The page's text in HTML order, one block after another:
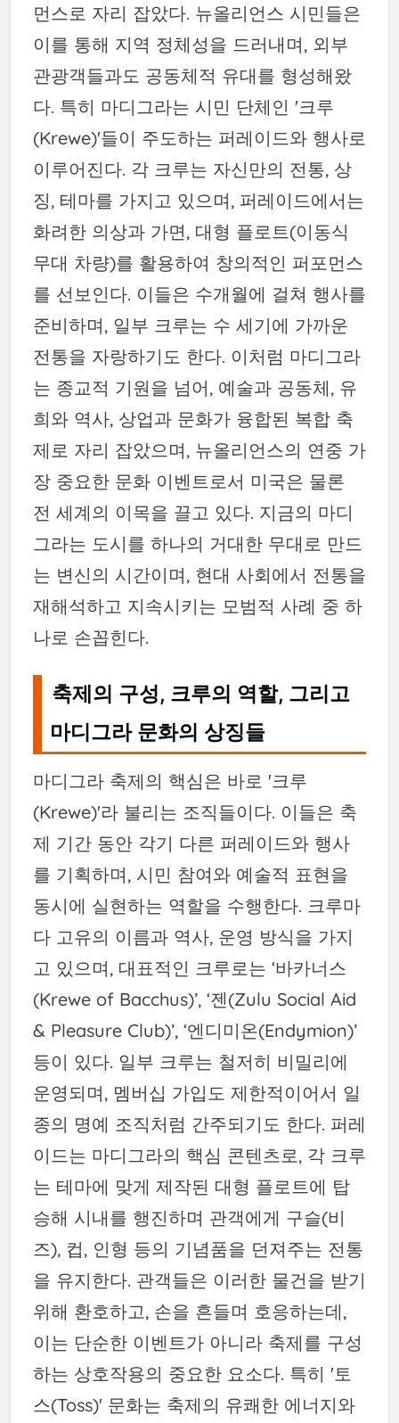
먼스로 자리 잡았다. 뉴올리언스 시민들은
이를 통해 지역 정체성을 드러내며, 외부
관광객들과도 공동체적 유대를 형성해왔
다. 특히 마디그라는 시민 단체인 '크루
(Krewe)'들이 주도하는 퍼레이드와 행사로
이루어진다. 각 크루는 자신만의 전통, 상
징, 테마를 가지고 있으며, 퍼레이드에서는
화려한 의상과 가면, 대형 플로트(이동식
무대 차량)를 활용하여 창의적인 퍼포먼스
를 선보인다. 이들은 수개월에 걸쳐 행사를
준비하며, 일부 크루는 수 세기에 가까운
전통을 자랑하기도 한다. 이처럼 마디그라
는 종교적 기원을 넘어, 예술과 공동체, 유
희와 역사, 상업과 문화가 융합된 복합 축
제로 자리 잡았으며, 뉴올리언스의 연중 가
장 중요한 문화 이벤트로서 미국은 물론
전 세계의 이목을 끌고 있다. 지금의 마디
그라는 도시를 하나의 거대한 무대로 만드
는 변신의 시간이며, 현대 사회에서 전통을
재해석하고 지속시키는 모범적 사례 중 하
나로 손꼽힌다.
축제의 구성, 크루의 역할, 그리고
마디그라 문화의 상징들
마디그라 축제의 핵심은 바로 '크루
(Krewe)'라 불리는 조직들이다. 이들은 축
제 기간 동안 각기 다른 퍼레이드와 행사
를 기획하며, 시민 참여와 예술적 표현을
동시에 실현하는 역할을 수행한다. 크루마
다 고유의 이름과 역사, 운영 방식을 가지
고 있으며, 대표적인 크루로는 ‘바카너스
(Krewe of Bacchus)’, ‘젠(Zulu Social Aid
& Pleasure Club)’, ‘엔디미온(Endymion)’
등이 있다. 일부 크루는 철저히 비밀리에
운영되며, 멤버십 가입도 제한적이어서 일
종의 명예 조직처럼 간주되기도 한다. 퍼레
이드는 마디그라의 핵심 콘텐츠로, 각 크루
는 테마에 맞게 제작된 대형 플로트에 탑
승해 시내를 행진하며 관객에게 구슬(비
즈), 컵, 인형 등의 기념품을 던져주는 전통
을 유지한다. 관객들은 이러한 물건을 받기
위해 환호하고, 손을 흔들며 호응하는데,
이는 단순한 이벤트가 아니라 축제를 구성
하는 상호작용의 중요한 요소다. 특히 '토
스(Toss)' 문화는 축제의 유쾌한 에너지와